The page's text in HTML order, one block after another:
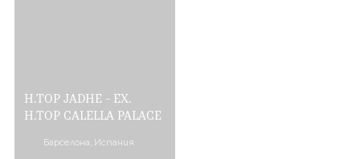
H.TOP JADHE - EX.
H.TOP CALELLA PALACE
Барселона, Испания